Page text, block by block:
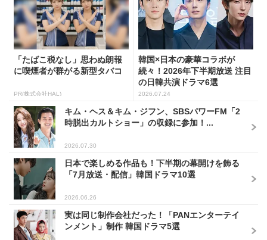
「たばこ税なし」思わぬ朗報
に喫煙者が群がる新型タバコ
PR(株式会社HAL)
韓国×日本の豪華コラボが
続々！2026年下半期放送 注目
の日韓共演ドラマ6選
2026.07.24
キム・ヘス＆キム・ジフン、SBSパワーFM「2
時脱出カルトショー」の収録に参加！...
2026.07.30
日本で楽しめる作品も！下半期の幕開けを飾る
「7月放送・配信」韓国ドラマ10選
2026.06.26
実は同じ制作会社だった！「PANエンターテイ
ンメント」制作 韓国ドラマ5選